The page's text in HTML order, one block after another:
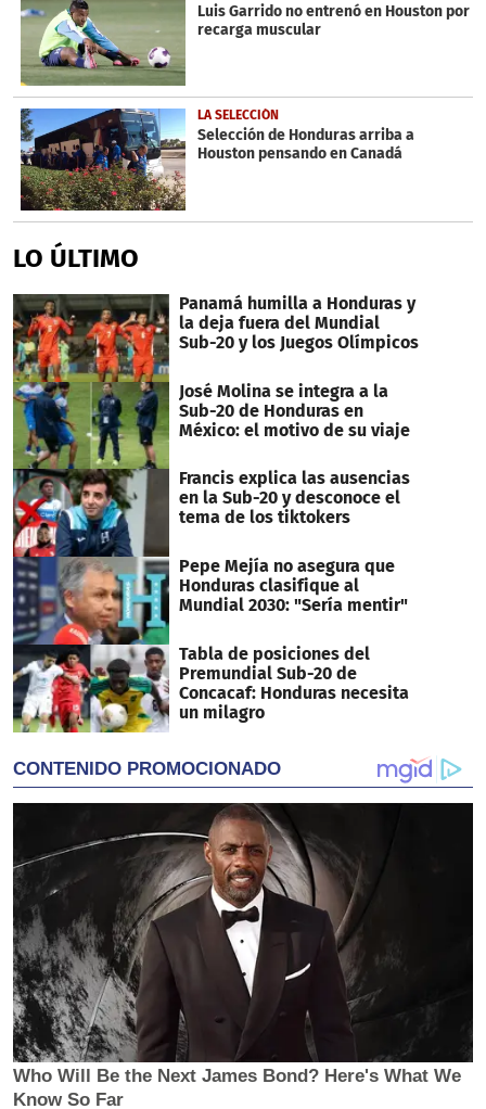
32
seconds
Luis Garrido no entrenó en Houston por
recarga muscular
LA SELECCIÓN
Selección de Honduras arriba a
Houston pensando en Canadá
LO ÚLTIMO
Panamá humilla a Honduras y
la deja fuera del Mundial
Sub-20 y los Juegos Olímpicos
José Molina se integra a la
Sub-20 de Honduras en
México: el motivo de su viaje
Francis explica las ausencias
en la Sub-20 y desconoce el
tema de los tiktokers
Pepe Mejía no asegura que
Honduras clasifique al
Mundial 2030: "Sería mentir"
Tabla de posiciones del
Premundial Sub-20 de
Concacaf: Honduras necesita
un milagro